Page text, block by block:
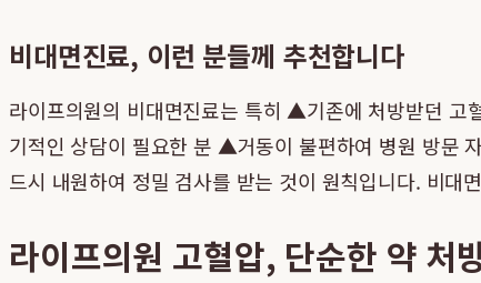
비대면진료, 이런 분들께 추천합니다
라이프의원의 비대면진료는 특히 ▲기존에 처방받던
기적인 상담이 필요한 분 ▲거동이 불편하여 병원 방문
드시 내원하여 정밀 검사를 받는 것이 원칙입니다. 비대
라이프의원 고혈압, 단순한 약 처